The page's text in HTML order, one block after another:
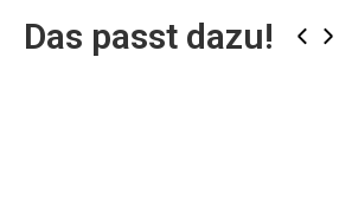
Das passt dazu! ‹ ›